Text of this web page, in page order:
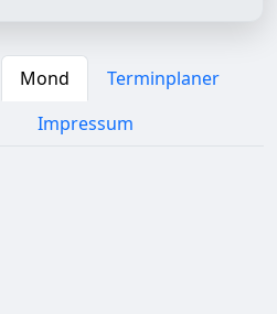
Mond
Terminplaner
Impressum